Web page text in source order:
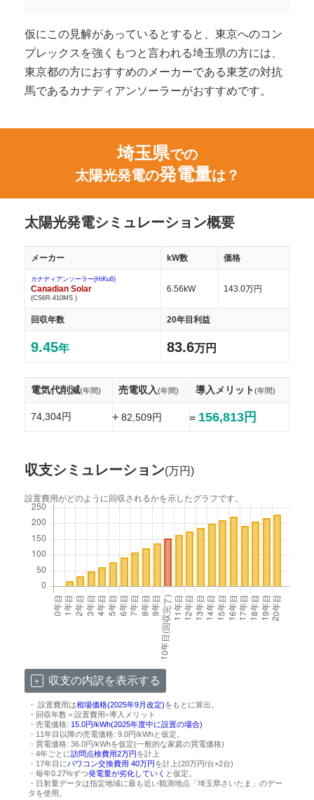
仮にこの見解があっているとすると、東京へのコン
プレックスを強くもつと言われる埼玉県の方には、
東京都の方におすすめのメーカーである東芝の対抗
馬であるカナディアンソーラーがおすすめです。
埼玉県での
太陽光発電の発電量は？
太陽光発電シミュレーション概要
メーカー kW数 価格
カナディアンソーラー(HiKu6)
Canadian Solar
(CS6R-410MS )
6.56kW 143.0万円
回収年数 20年目利益
9.45年 83.6万円
電気代削減(年間) 売電収入(年間) 導入メリット(年間)
74,304円 +82,509円 = 156,813円
収支シミュレーション(万円)
設置費用がどのように回収されるかを示したグラフです。
収支の内訳を表示する
・ 設置費用は相場価格(2025年9月改定)をもとに算出。
・回収年数＝設置費用÷導入メリット
・売電価格: 15.0円/kWh(2025年度中に設置の場合)
・11年目以降の売電価格: 9.0円/kWhと仮定。
・買電価格: 36.0円/kWhを仮定(一般的な家庭の買電価格)
・4年ごとに訪問点検費用2万円を計上
・17年目にパワコン交換費用 40万円を計上(20万円/台×2台)
・毎年0.27%ずつ発電量が劣化していく と仮定。
・日射量データは指定地域に最も近い観測地点「埼玉県さいたま」のデー
タを使用。